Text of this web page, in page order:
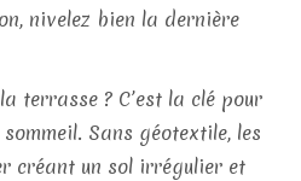
nivelez bien la dernière
terrasse ? C’est la clé pour
Sans géotextile, les
créant un sol irrégulier et